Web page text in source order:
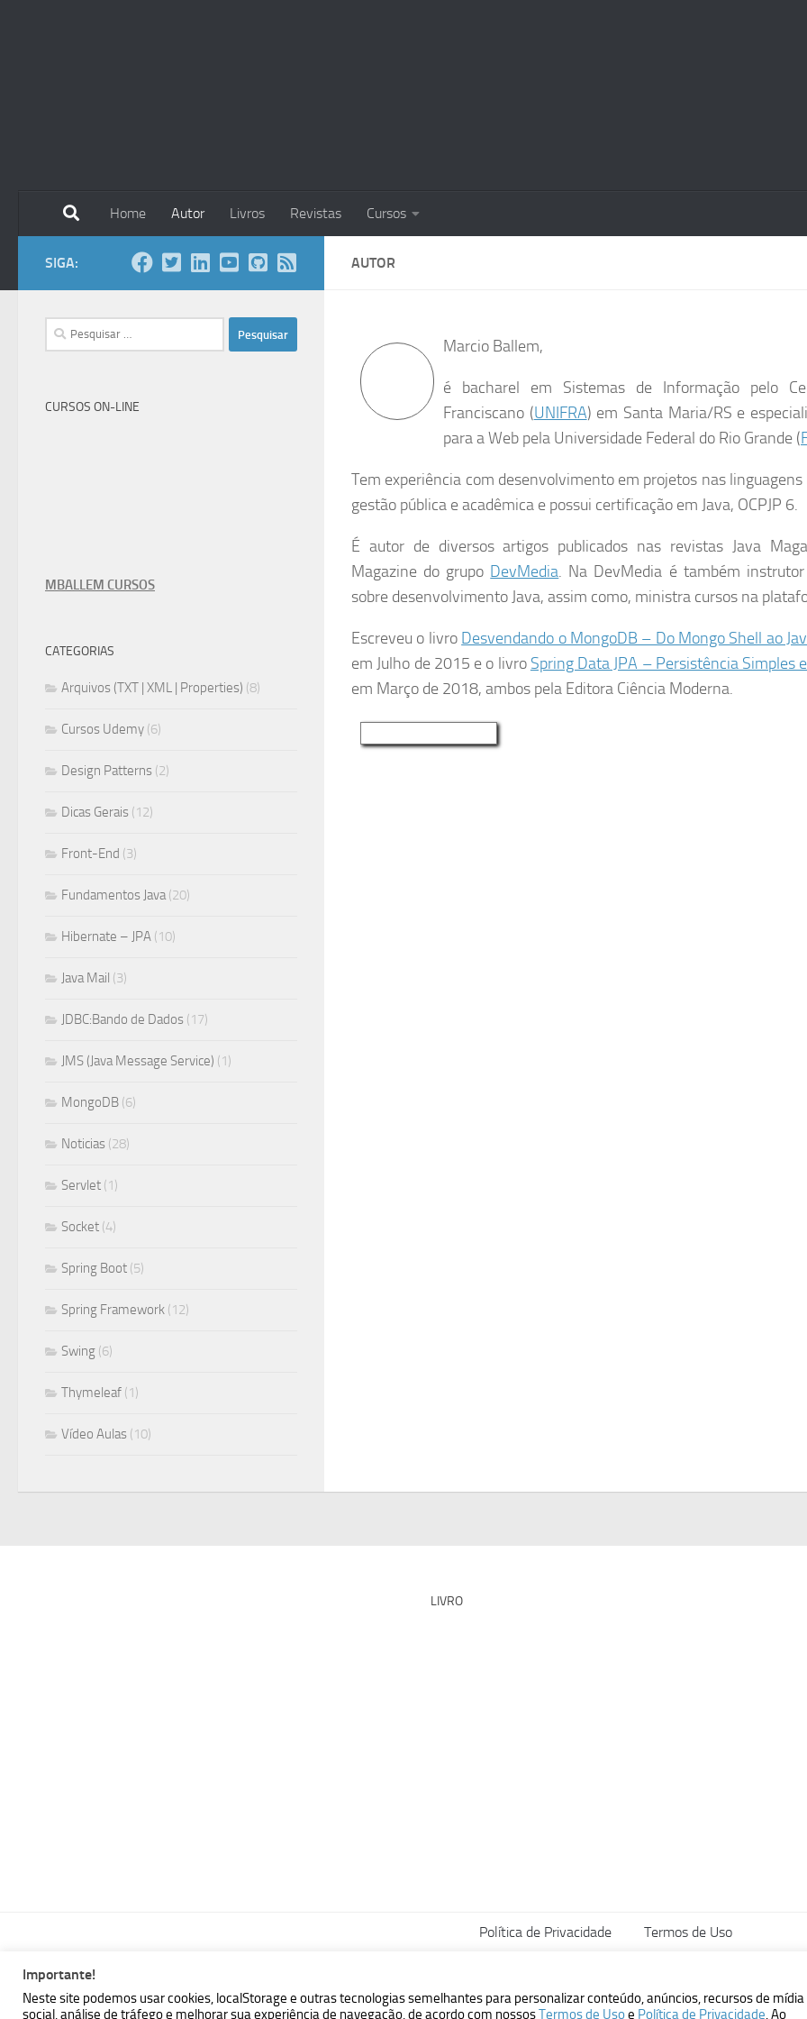
Home Autor Livros Revistas Cursos
AUTOR
Marcio Ballem,
é bacharel em Sistemas de Informação pelo
Franciscano (UNIFRA) em Santa Maria/RS e
para a Web pela Universidade Federal do Rio Grande (
Tem experiência com desenvolvimento em projetos nas linguagens
gestão pública e acadêmica e possui certificação em Java, OCPJP 6.
É autor de diversos artigos publicados nas revistas Java
Magazine do grupo DevMedia. Na DevMedia é também
sobre desenvolvimento Java, assim como, ministra cursos na
Escreveu o livro Desvendando o MongoDB – Do Mongo Shell ao
em Julho de 2015 e o livro Spring Data JPA – Persistência Simples
em Março de 2018, ambos pela Editora Ciência Moderna.
SIGA:
Pesquisar
por:
CURSOS ON-LINE
MBALLEM CURSOS
CATEGORIAS
Arquivos (TXT | XML | Properties) (8)
Cursos Udemy (6)
Design Patterns (2)
Dicas Gerais (12)
Front-End (3)
Fundamentos Java(20)
Hibernate – JPA (10)
Java Mail (3)
JDBC:Bando de Dados (17)
JMS (Java Message Service) (1)
MongoDB (6)
Noticias (28)
Servlet (1)
Socket (4)
Spring Boot (5)
Spring Framework (12)
Swing (6)
Thymeleaf (1)
Vídeo Aulas (10)
LIVRO
Política de Privacidade Termos de Uso
MBallem | Programando com Java © 2026. Todos Direitos Reservados.
Powered by - Designed with theHueman theme
Importante!
Neste site podemos usar cookies, localStorage e outras tecnologias semelhantes para personalizar conteúdo, anúncios, recursos de mídia
social, análise de tráfego e melhorar sua experiência de navegação, de acordo com nossosTermos de Usoe Política de Privacidade. Ao